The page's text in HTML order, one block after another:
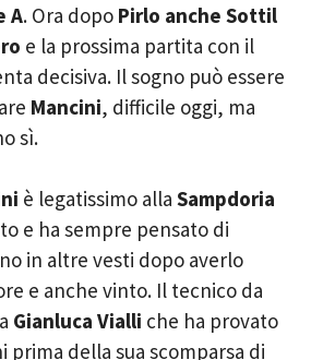
A. Ora dopo Pirlo anche Sottil
e la prossima partita con il
decisiva. Il sogno può essere
Mancini, difficile oggi, ma
sì.
è legatissimo alla Sampdoria
e ha sempre pensato di
in altre vesti dopo averlo
e anche vinto. Il tecnico da
Gianluca Vialli che ha provato
prima della sua scomparsa di